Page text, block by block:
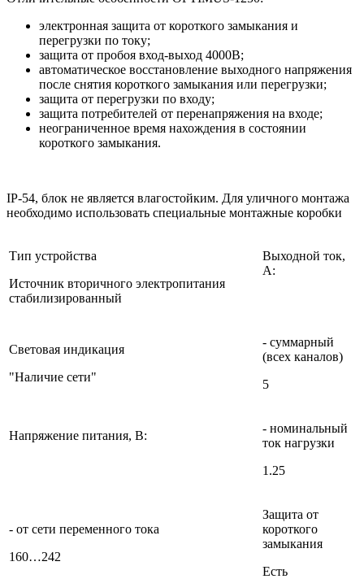
электронная защита от короткого замыкания и
перегрузки по току;
защита от пробоя вход-выход 4000В;
автоматическое восстановление выходного напряжения
после снятия короткого замыкания или перегрузки;
защита от перегрузки по входу;
защита потребителей от перенапряжения на входе;
неограниченное время нахождения в состоянии
короткого замыкания.
IP-54, блок не является влагостойким. Для уличного монтажа
необходимо использовать специальные монтажные коробки
Тип устройства
Источник вторичного электропитания
стабилизированный
Выходной ток,
А:
Световая индикация
"Наличие сети"
- суммарный
(всех каналов)
5
Напряжение питания, B:
- номинальный
ток нагрузки
1.25
- от сети переменного тока
160…242
Защита от
короткого
замыкания
Есть